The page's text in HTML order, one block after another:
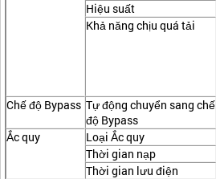
Hiệu suất
Khả năng chịu quá tải
Chế độ Bypass Tự động chuyển sang chế
độ Bypass
Ắc quy Loại Ắc quy
Thời gian nạp
Thời gian lưu điện